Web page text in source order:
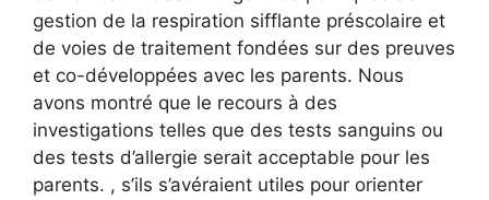
gestion de la respiration sifflante préscolaire et
de voies de traitement fondées sur des preuves
et co-développées avec les parents. Nous
avons montré que le recours à des
investigations telles que des tests sanguins ou
des tests d’allergie serait acceptable pour les
parents. , s’ils s’avéraient utiles pour orienter